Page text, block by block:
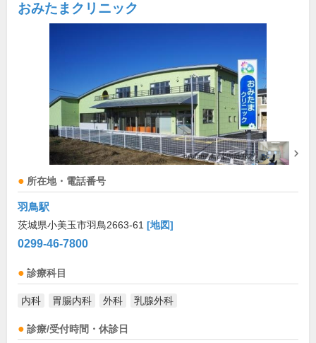
おみたまクリニック
所在地・電話番号
羽鳥駅
茨城県小美玉市羽鳥2663-61 [地図]
0299-46-7800
診療科目
内科 胃腸内科 外科 乳腺外科
診療/受付時間・休診日